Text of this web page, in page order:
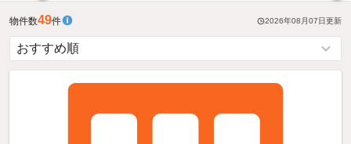
物件数49件 2026年08月07日更新